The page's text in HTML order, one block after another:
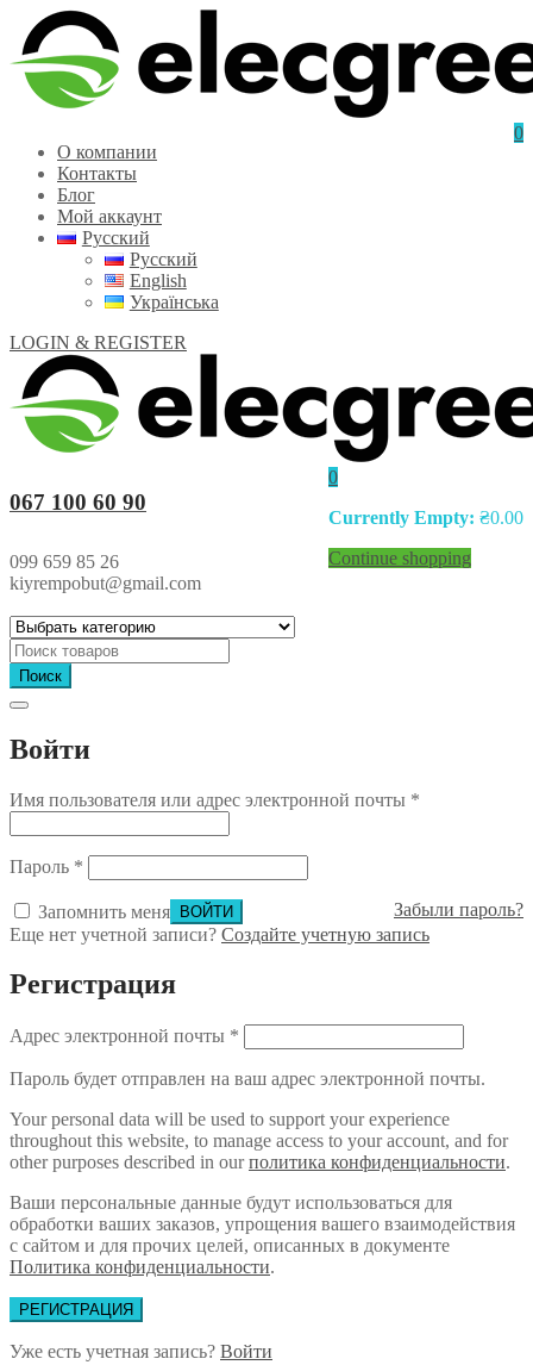
0
О компании
Контакты
Блог
Мой аккаунт
Русский
Русский
English
Українська
LOGIN & REGISTER
0
Currently Empty: ₴0.00
Continue shopping
067 100 60 90
099 659 85 26
kiyrempobut@gmail.com
Поиск
Войти
Имя пользователя или адрес электронной почты *
Пароль *
Запомнить меня
Забыли пароль?
Еще нет учетной записи? Создайте учетную запись
Регистрация
Адрес электронной почты *
Пароль будет отправлен на ваш адрес электронной почты.
Your personal data will be used to support your experience
throughout this website, to manage access to your account, and for
other purposes described in ourполитика конфиденциальности.
Ваши персональные данные будут использоваться для
обработки ваших заказов, упрощения вашего взаимодействия
с сайтом и для прочих целей, описанных в документе
Политика конфиденциальности.
РЕГИСТРАЦИЯ
Уже есть учетная запись? Войти